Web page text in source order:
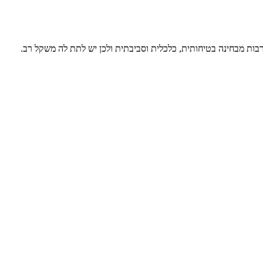
מבחינה בטיחותית, כלכלית וסביבתית ולכן יש לתת לה משקל רב.